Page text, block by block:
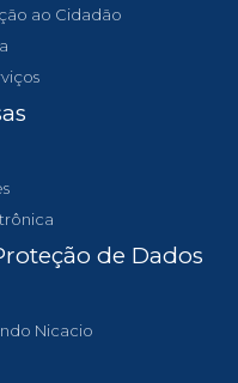
ao Cidadão
de Dados
Nicacio